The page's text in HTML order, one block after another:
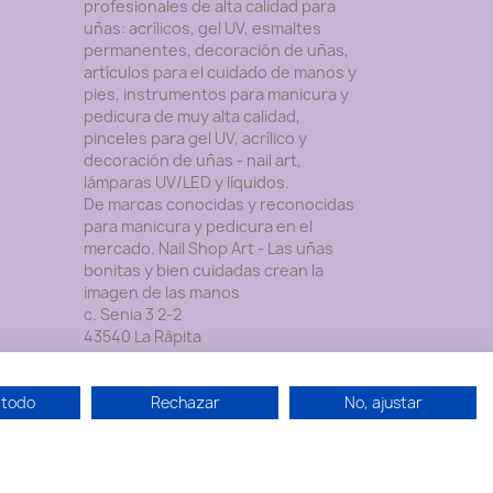
profesionales de alta calidad para
uñas: acrílicos, gel UV, esmaltes
permanentes, decoración de uñas,
artículos para el cuidado de manos y
pies, instrumentos para manicura y
pedicura de muy alta calidad,
pinceles para gel UV, acrílico y
decoración de uñas - nail art,
lámparas UV/LED y lí­quidos.
De marcas conocidas y reconocidas
para manicura y pedicura en el
mercado. Nail Shop Art - Las uñas
bonitas y bien cuidadas crean la
imagen de las manos
c. Senia 3 2-2
43540 La Ràpita
Tarragona
Contáctenos por WhatsApp:
604969369
Rechazar No, ajustar